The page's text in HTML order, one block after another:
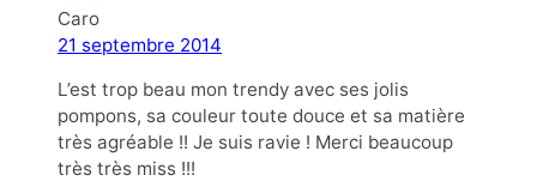
Caro
21 septembre 2014
L’est trop beau mon trendy avec ses jolis
pompons, sa couleur toute douce et sa matière
très agréable !! Je suis ravie ! Merci beaucoup
très très miss !!!